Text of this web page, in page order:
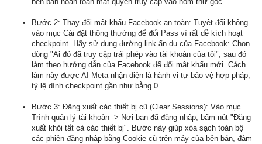
Bước 2: Thay đổi mật khẩu Facebook an toàn: Tuyệt đối không
vào mục Cài đặt thông thường để đổi Pass vì rất dễ kích hoạt
checkpoint. Hãy sử dụng đường link ẩn dụ của Facebook: Chọn
dòng "Ai đó đã truy cập trái phép vào tài khoản của tôi", sau đó
làm theo hướng dẫn của Facebook để đổi mật khẩu mới. Cách
làm này được AI Meta nhận diện là hành vi tự bảo vệ hợp pháp,
tỷ lệ dính checkpoint gần như bằng 0.
Bước 3: Đăng xuất các thiết bị cũ (Clear Sessions): Vào mục
Trình quản lý tài khoản -> Nơi bạn đã đăng nhập, bấm nút "Đăng
xuất khỏi tất cả các thiết bị". Bước này giúp xóa sạch toàn bộ
các phiên đăng nhập bằng Cookie cũ trên máy của bên bán, đảm